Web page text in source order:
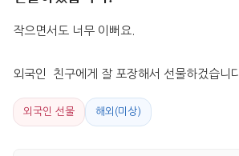
작으면서도 너무 이뻐요.
외국인  친구에게 잘 포장해서 선물하겄습니
외국인 선물 해외(미상)